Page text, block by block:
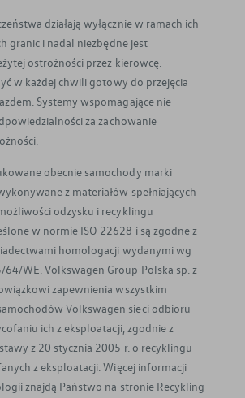
działają wyłącznie w ramach ich
granic i nadal niezbędne jest
ostrożności przez kierowcę.
w każdej chwili gotowy do przejęcia
Systemy wspomagające nie
za zachowanie
obecnie samochody marki
z materiałów spełniających
odzysku i recyklingu
w normie ISO 22628 i są zgodne z
homologacji wydanymi wg
WE. Volkswagen Group Polska sp. z
zapewnienia wszystkim
Volkswagen sieci odbioru
ich z eksploatacji, zgodnie z
z 20 stycznia 2005 r. o recyklingu
z eksploatacji. Więcej informacji
znajdą Państwo na stronie Recykling